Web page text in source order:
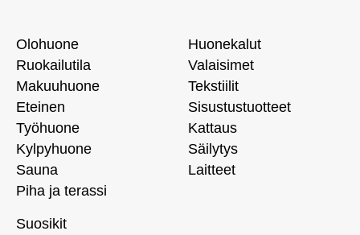
Olohuone
Ruokailutila
Makuuhuone
Eteinen
Työhuone
Kylpyhuone
Sauna
Piha ja terassi
Huonekalut
Valaisimet
Tekstiilit
Sisustustuotteet
Kattaus
Säilytys
Laitteet
Suosikit